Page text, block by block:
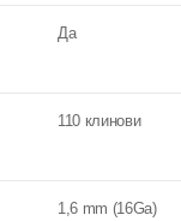
Да
110 клинови
1,6 mm (16Ga)